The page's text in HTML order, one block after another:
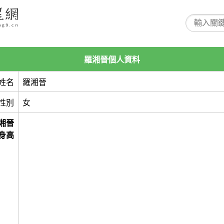
羅湘晉個人資料
名 羅湘晉
別 女
晉
高